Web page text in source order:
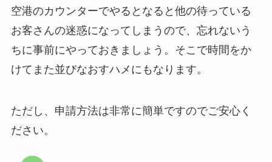
空港のカウンターでやるとなると他の待っている
お客さんの迷惑になってしまうので、忘れないう
ちに事前にやっておきましょう。そこで時間をか
けてまた並びなおすハメにもなります。
ただし、申請方法は非常に簡単ですのでご安心く
ださい。